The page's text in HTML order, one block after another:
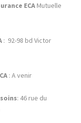
ECA Mutuelle
: 92-98 bd Victor
: A venir
: 46 rue du